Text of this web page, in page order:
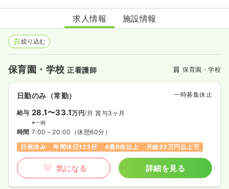
品川区立 一本橋保育園
求人情報 施設情報
絞り込む
保育園・学校正看護師 保育園・学校
日勤のみ（常勤） 一時募集休止
給与 28.1〜33.1万円/月 賞与3ヶ月
※一例
時間 7:00～20:00 （休憩60分）
日祝休み
年間休日123日 4週8休以上 月給33万円以上可
気になる 詳細を見る